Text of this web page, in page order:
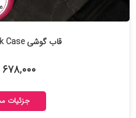
قاب گوشی Dark Case کد-۲۰۲۷۲۶
۶۷۸,۰۰۰ تومان
جزئیات